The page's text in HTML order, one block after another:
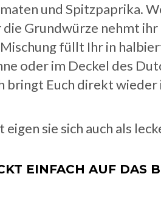
und Spitzpaprika.
Grundwürze nehmt ihr
füllt Ihr in
oder im Deckel des
bringt Euch direkt wieder
sie sich auch als
EINFACH AUF DAS